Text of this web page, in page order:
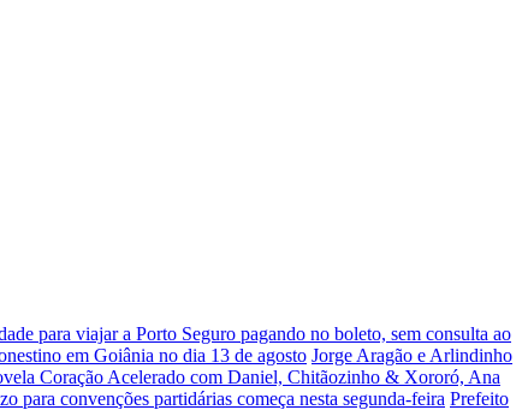
para viajar a Porto Seguro pagando no boleto, sem consulta ao
em Goiânia no dia 13 de agosto Jorge Aragão e Arlindinho
Coração Acelerado com Daniel, Chitãozinho & Xororó, Ana
para convenções partidárias começa nesta segunda-feira Prefeito